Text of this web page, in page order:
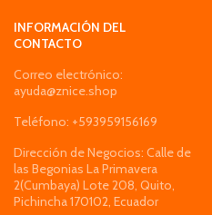
INFORMACIÓN DEL
CONTACTO
Correo electrónico:
ayuda@znice.shop
Teléfono: +593959156169
Dirección de Negocios: Calle de
las Begonias La Primavera
2(Cumbaya) Lote 208, Quito,
Pichincha 170102, Ecuador